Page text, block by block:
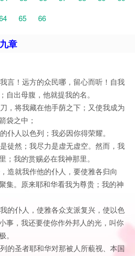
65 66
章
言！远方的众民哪，留心而听！自我
自出母腹，他就提我的名。
，将我藏在他手荫之下；又使我成为
袋之中；
仆人以色列；我必因你得荣耀。
徒然；我尽力是虚无虚空。然而，我
；我的赏赐必在我神那里。
造就我作他的仆人，要使雅各归向
集。原来耶和华看我为尊贵；我的神
的仆人，使雅各众支派复兴，使以色
事，我还要使你作外邦人的光，叫你
的圣者耶和华对那被人所藐视、本国